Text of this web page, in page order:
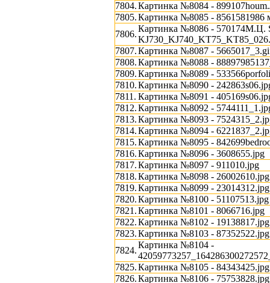
7804.Картинка №8084 -
7805.Картинка №8085 - 8561581986
7806.
Картинка №8086 -
7807.Картинка №8087 -
7808.Картинка №8088 -
7809.Картинка №8089 -
7810.Картинка №8090 -
7811. Картинка №8091 -
7812.Картинка №8092 -
7813.Картинка №8093 -
7814.Картинка №8094 -
7815.Картинка №8095 -
7816.Картинка №8096 - 3608655.jpg
7817.Картинка №8097 - 911010.jpg
7818.Картинка №8098 - 26002610.jpg
7819.Картинка №8099 - 23014312.jpg
7820.Картинка №8100 - 51107513.jpg
7821.Картинка №8101 - 8066716.jpg
7822.Картинка №8102 - 19138817.jpg
7823.Картинка №8103 - 87352522.jpg
7824.
Картинка №8104 -
7825.Картинка №8105 - 84343425.jpg
7826.Картинка №8106 - 75753828.jpg